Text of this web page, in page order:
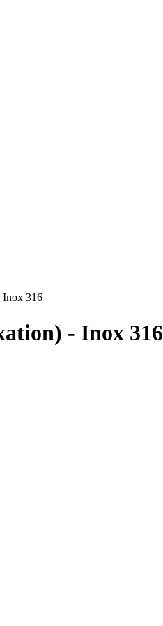
316
- Inox 316